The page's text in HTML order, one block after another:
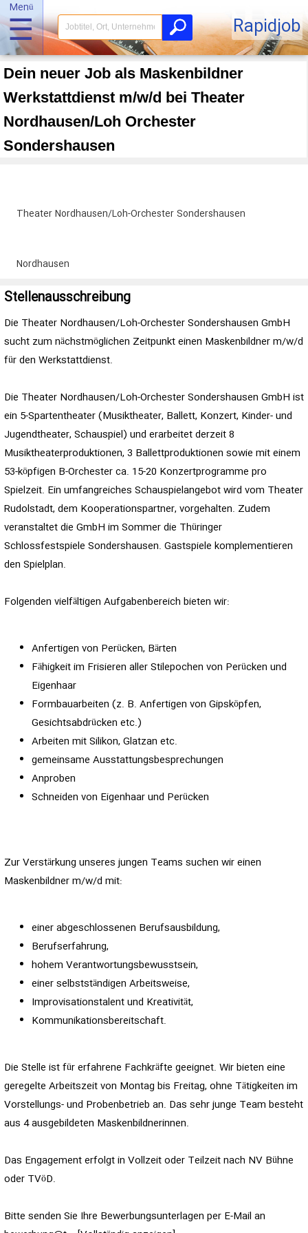
Menü
☰ Rapidjob
Dein neuer Job als Maskenbildner
Werkstattdienst m/w/d bei Theater
Nordhausen/Loh Orchester
Sondershausen
Theater Nordhausen/Loh-Orchester Sondershausen
Nordhausen
Stellenausschreibung
Die Theater Nordhausen/Loh-Orchester Sondershausen GmbH
sucht zum nächstmöglichen Zeitpunkt einen Maskenbildner m/w/d
für den Werkstattdienst.
Die Theater Nordhausen/Loh-Orchester Sondershausen GmbH ist
ein 5-Spartentheater (Musiktheater, Ballett, Konzert, Kinder- und
Jugendtheater, Schauspiel) und erarbeitet derzeit 8
Musiktheaterproduktionen, 3 Ballettproduktionen sowie mit einem
53-köpfigen B-Orchester ca. 15-20 Konzertprogramme pro
Spielzeit. Ein umfangreiches Schauspielangebot wird vom Theater
Rudolstadt, dem Kooperationspartner, vorgehalten. Zudem
veranstaltet die GmbH im Sommer die Thüringer
Schlossfestspiele Sondershausen. Gastspiele komplementieren
den Spielplan.
Folgenden vielfältigen Aufgabenbereich bieten wir:
Anfertigen von Perücken, Bärten
Fähigkeit im Frisieren aller Stilepochen von Perücken und
Eigenhaar
Formbauarbeiten (z. B. Anfertigen von Gipsköpfen,
Gesichtsabdrücken etc.)
Arbeiten mit Silikon, Glatzan etc.
gemeinsame Ausstattungsbesprechungen
Anproben
Schneiden von Eigenhaar und Perücken
Zur Verstärkung unseres jungen Teams suchen wir einen
Maskenbildner m/w/d mit:
einer abgeschlossenen Berufsausbildung,
Berufserfahrung,
hohem Verantwortungsbewusstsein,
einer selbstständigen Arbeitsweise,
Improvisationstalent und Kreativität,
Kommunikationsbereitschaft.
Die Stelle ist für erfahrene Fachkräfte geeignet. Wir bieten eine
geregelte Arbeitszeit von Montag bis Freitag, ohne Tätigkeiten im
Vorstellungs- und Probenbetrieb an. Das sehr junge Team besteht
aus 4 ausgebildeten Maskenbildnerinnen.
Das Engagement erfolgt in Vollzeit oder Teilzeit nach NV Bühne
oder TVöD.
Bitte senden Sie Ihre Bewerbungsunterlagen per E-Mail an